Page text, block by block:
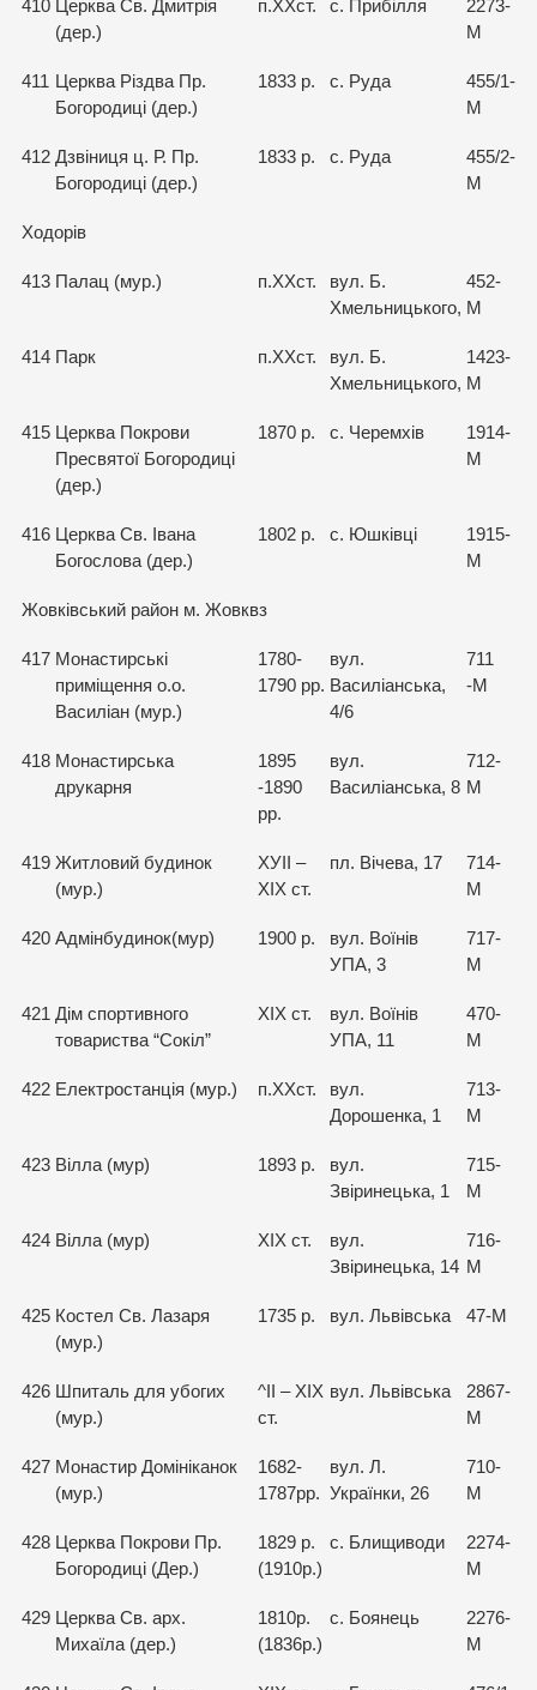
410 Церква Св. Дмитрія
(дер.)
п.ХХст. с. Прибілля
2273-
М
411 Церква Різдва Пр.
Богородиці (дер.)
1833 р. с. Руда
455/1-
М
412 Дзвіниця ц. Р. Пр.
Богородиці (дер.)
1833 р. с. Руда
455/2-
М
Ходорів
413 Палац (мур.) п.ХХст.
вул. Б.
Хмельницького,
452-
М
414 Парк п.ХХст.
вул. Б.
Хмельницького,
1423-
М
415 Церква Покрови
Пресвятої Богородиці
(дер.)
1870 р. с. Черемхів
1914-
М
416 Церква Св. Івана
Богослова (дер.)
1802 р. с. Юшківці
1915-
М
Жовківський район м. Жовквз
417 Монастирські
приміщення о.о.
Василіан (мур.)
1780-
1790 рр.
вул.
Василіанська,
4/6
711
-М
418 Монастирська
друкарня
1895
-1890
рр.
вул.
Василіанська, 8
712-
М
419 Житловий будинок
(мур.)
ХУІІ –
XIX ст.
пл. Вічева, 17
714-
М
420 Адмінбудинок(мур) 1900 р.
вул. Воїнів
УПА, 3
717-
М
421 Дім спортивного
товариства “Сокіл”
XIX ст.
вул. Воїнів
УПА, 11
470-
М
422 Електростанція (мур.) п.ХХст.
вул.
Дорошенка, 1
713-
М
423 Вілла (мур) 1893 р.
вул.
Звіринецька, 1
715-
М
424 Вілла (мур) XIX ст.
вул.
Звіринецька, 14
716-
М
425 Костел Св. Лазаря
(мур.)
1735 р. вул. Львівська 47-М
426 Шпиталь для убогих
(мур.)
^ІІ – XIX
ст.
вул. Львівська
2867-
М
427 Монастир Домініканок
(мур.)
1682-
1787рр.
вул. Л.
Українки, 26
710-
М
428 Церква Покрови Пр.
Богородиці (Дер.)
1829 р.
(1910р.)
с. Блищиводи
2274-
М
429 Церква Св. арх.
Михаїла (дер.)
1810р.
(1836р.)
с. Боянець
2276-
М